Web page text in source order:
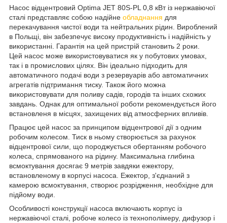
Насос відцентровий Optima JET 80S-PL 0,8 кВт із нержавіючої
сталі представляє собою надійне обладнання для
перекачування чистої води та нейтральних рідин. Вироблений
в Польщі, він забезпечує високу продуктивність і надійність у
використанні. Гарантія на цей пристрій становить 2 роки.
Цей насос може використовуватися як у побутових умовах,
так і в промислових цілях. Він ідеально підходить для
автоматичного подачі води з резервуарів або автоматичних
агрегатів підтримання тиску. Також його можна
використовувати для поливу садів, городів та інших схожих
завдань. Однак для оптимальної роботи рекомендується його
встановленя в місцях, захищених від атмосферних впливів.
Працює цей насос за принципом відцентрової дії з одним
робочим колесом. Тиск в ньому створюється за рахунок
відцентрової сили, що породжується обертанням робочого
колеса, спрямованого на рідину. Максимальна глибина
всмоктування досягає 9 метрів завдяки ежектору,
встановленому в корпусі насоса. Ежектор, з'єднаний з
камерою всмоктування, створює розрідження, необхідне для
підйому води.
Особливості конструкції насоса включають корпус із
нержавіючої сталі, робоче колесо із технополімеру, дифузор і